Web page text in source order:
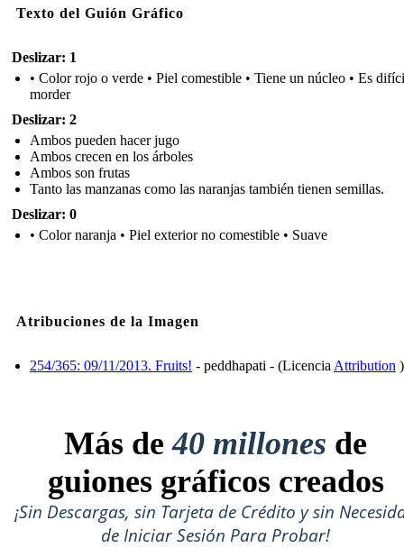
Texto del Guión Gráfico
Deslizar: 1
• Color rojo o verde • Piel comestible • Tiene un núcleo • Es
morder
Deslizar: 2
Ambos pueden hacer jugo
Ambos crecen en los árboles
Ambos son frutas
Tanto las manzanas como las naranjas también tienen semillas.
Deslizar: 0
• Color naranja • Piel exterior no comestible • Suave
Atribuciones de la Imagen
254/365: 09/11/2013. Fruits! - peddhapati - (Licencia Attribution )
Más de40 millones de
guiones gráficos creados
¡Sin Descargas, sin Tarjeta de Crédito y sin
de Iniciar Sesión Para Probar!